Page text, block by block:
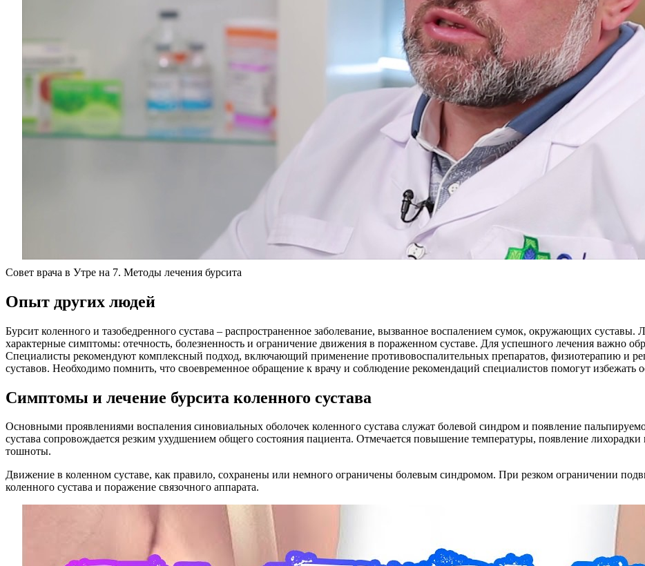
Совет врача в Утре на 7. Методы лечения бурсита
Опыт других людей
Бурсит коленного и тазобедренного сустава – распространенное заболевание, вызванное воспалением сумок, окружающих
характерные симптомы: отечность, болезненность и ограничение движения в пораженном суставе. Для успешного лечения важно
Специалисты рекомендуют комплексный подход, включающий применение противовоспалительных препаратов, физиотерапию и
суставов. Необходимо помнить, что своевременное обращение к врачу и соблюдение рекомендаций специалистов помогут
Симптомы и лечение бурсита коленного сустава
Основными проявлениями воспаления синовиальных оболочек коленного сустава служат болевой синдром и появление
сустава сопровождается резким ухудшением общего состояния пациента. Отмечается повышение температуры, появление
тошноты.
Движение в коленном суставе, как правило, сохранены или немного ограничены болевым синдромом. При резком ограничении
коленного сустава и поражение связочного аппарата.